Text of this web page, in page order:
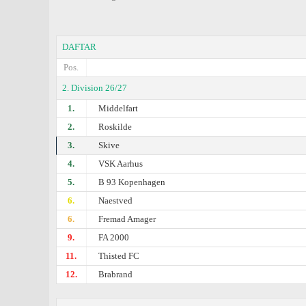
DAFTAR
Pos.
2. Division 26/27
1.
Middelfart
2.
Roskilde
3.
Skive
4.
VSK Aarhus
5.
B 93 Kopenhagen
6.
Naestved
6.
Fremad Amager
9.
FA 2000
11.
Thisted FC
12.
Brabrand